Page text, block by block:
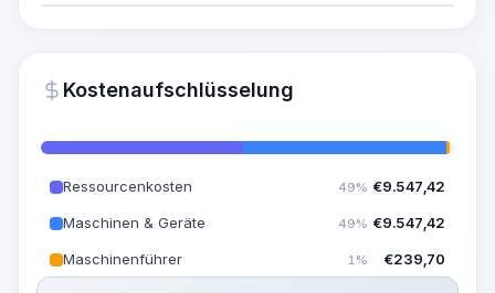
~15-30 Sek.
Kostenaufschlüsselung
Ressourcenkosten 49% €9.547,42
Maschinen & Geräte 49% €9.547,42
Maschinenführer 1% €239,70